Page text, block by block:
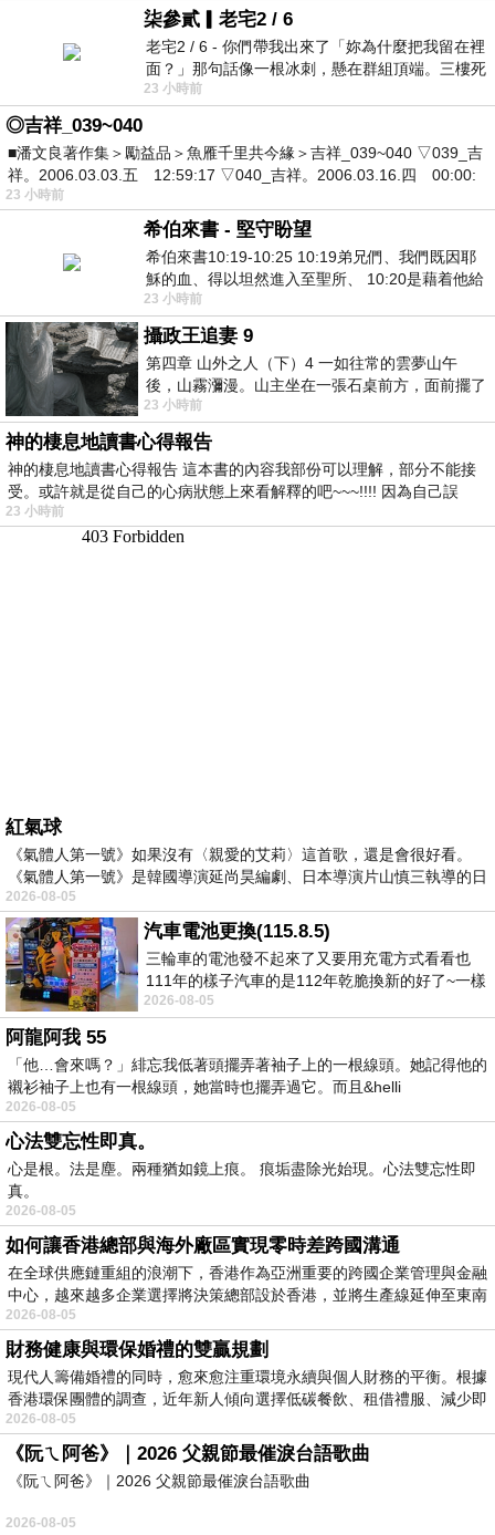
柒參貳▎老宅2 / 6
老宅2 / 6 - 你們帶我出來了「妳為什麼把我留在裡
面？」那句話像一根冰刺，懸在群組頂端。三樓死
死盯著照片裡的人。那個人確實站在
23 小時前
◎吉祥_039~040
■潘文良著作集＞勵益品＞魚雁千里共今緣＞吉祥_039~040 ▽039_吉
祥。2006.03.03.五 12:59:17 ▽040_吉祥。2006.03.16.四 00:00:
23 小時前
希伯來書 - 堅守盼望
希伯來書10:19-10:25 10:19弟兄們、我們既因耶
穌的血、得以坦然進入至聖所、 10:20是藉着他給
我們開了一條又新又活的路從幔子經過
23 小時前
攝政王追妻 9
第四章 山外之人（下）4 一如往常的雲夢山午
後，山霧瀰漫。山主坐在一張石桌前方，面前擺了
一盤未下完的棋盤，還有一壺茶與兩只冒
23 小時前
神的棲息地讀書心得報告
神的棲息地讀書心得報告 這本書的內容我部份可以理解，部分不能接
受。或許就是從自己的心病狀態上來看解釋的吧~~~!!!! 因為自己誤
23 小時前
紅氣球
《氣體人第一號》如果沒有〈親愛的艾莉〉這首歌，還是會很好看。
《氣體人第一號》是韓國導演延尚昊編劇、日本導演片山慎三執導的日
2026-08-05
汽車電池更換(115.8.5)
三輪車的電池發不起來了又要用充電方式看看也
111年的樣子汽車的是112年乾脆換新的好了~一樣
在阿炮電池買的漲了一百多塊吧
2026-08-05
阿龍阿我 55
「他…會來嗎？」緋忘我低著頭擺弄著袖子上的一根線頭。她記得他的
襯衫袖子上也有一根線頭，她當時也擺弄過它。而且&helli
2026-08-05
心法雙忘性即真。
心是根。法是塵。兩種猶如鏡上痕。 痕垢盡除光始現。心法雙忘性即
真。
2026-08-05
如何讓香港總部與海外廠區實現零時差跨國溝通
在全球供應鏈重組的浪潮下，香港作為亞洲重要的跨國企業管理與金融
中心，越來越多企業選擇將決策總部設於香港，並將生產線延伸至東南
2026-08-05
財務健康與環保婚禮的雙贏規劃
現代人籌備婚禮的同時，愈來愈注重環境永續與個人財務的平衡。根據
香港環保團體的調查，近年新人傾向選擇低碳餐飲、租借禮服、減少即
2026-08-05
《阮ㄟ阿爸》｜2026 父親節最催淚台語歌曲
《阮ㄟ阿爸》｜2026 父親節最催淚台語歌曲
2026-08-05